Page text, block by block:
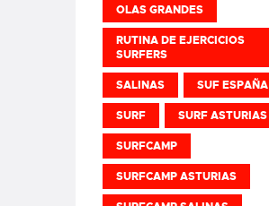
OLAS GRANDES
RUTINA DE EJERCICIOS
SURFERS
SALINAS SUF ESPAÑA
SURF SURF ASTURIAS
SURFCAMP
SURFCAMP ASTURIAS